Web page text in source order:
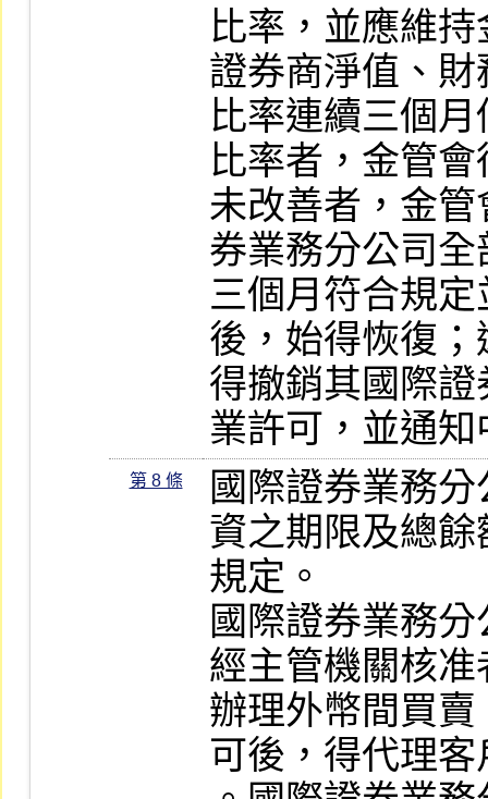
比率，並應維
證券商淨值、
比率連續三個
比率者，金管
未改善者，金
券業務分公司
三個月符合規
後，始得恢復
得撤銷其國際
業許可，並通
第 8 條
國際證券業務
資之期限及總
規定。
國際證券業務
經主管機關核
辦理外幣間買
可後，得代理